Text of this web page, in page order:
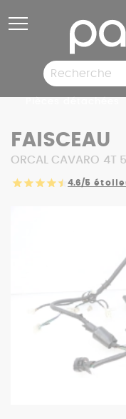
FAISCEAU
ORCAL CAVARO
4.6/5